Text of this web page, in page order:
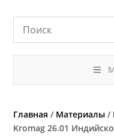
Главная / Материалы /
Kromag 26.01